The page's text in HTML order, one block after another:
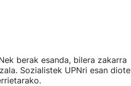
berak esanda, bilera zakarra
Sozialistek UPNri esan diote